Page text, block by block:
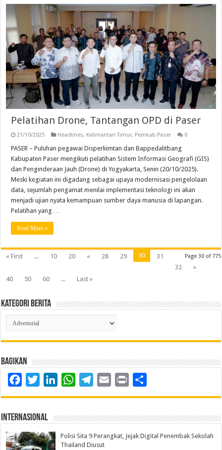
Pelatihan Drone, Tantangan OPD di Paser
21/10/2025 Headlines, Kalimantan Timur, Pemkab Paser 0
PASER – Puluhan pegawai Disperkimtan dan Bappedalitbang
Kabupaten Paser mengikuti pelatihan Sistem Informasi Geografi (GIS)
dan Penginderaan Jauh (Drone) di Yogyakarta, Senin (20/10/2025).
Meski kegiatan ini digadang sebagai upaya modernisasi pengelolaan
data, sejumlah pengamat menilai implementasi teknologi ini akan
menjadi ujian nyata kemampuan sumber daya manusia di lapangan.
Pelatihan yang …
Read More »
Page 30 of 775
« First ... 10 20 « 28 29 30
31
32
»
40
50 60 ... Last »
Kategori Berita
Kategori
Berita
Bagikan
FacebookTwitterLinkedInWhatsAppTelegram
Email Print
Internasional
Polisi Sita 9 Perangkat, Jejak Digital Penembak Sekolah
Thailand Diusut